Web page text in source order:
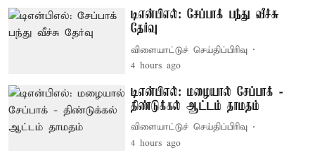
டிஎன்பிஎல்: சேப்பாக் பந்து வீச்சு
தேர்வு
விளையாட்டுச் செய்திப்பிரிவு
4 hours ago
டிஎன்பிஎல்: மழையால் சேப்பாக் -
திண்டுக்கல் ஆட்டம் தாமதம்
விளையாட்டுச் செய்திப்பிரிவு
4 hours ago